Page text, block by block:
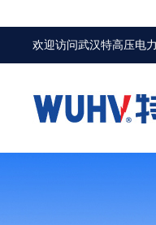
欢迎访问武汉特高压电